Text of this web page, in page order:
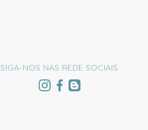
SIGA-NOS NAS REDE SOCIAIS